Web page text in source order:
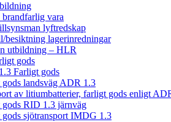
brandfarlig vara
lyftredskap
besiktning lagerinredningar
utbildning – HLR
gods
Farligt gods
landsväg ADR 1.3
av litiumbatterier, farligt gods enligt
gods RID 1.3 järnväg
gods sjötransport IMDG 1.3